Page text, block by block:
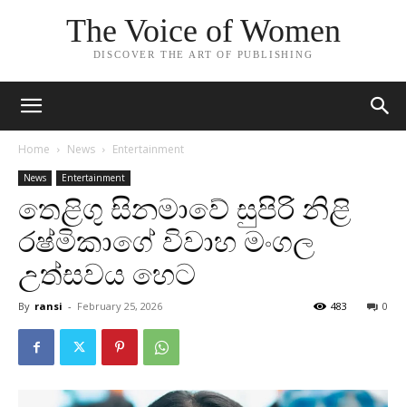
The Voice of Women
DISCOVER THE ART OF PUBLISHING
Home News Entertainment
News Entertainment
තෙළිගු සිනමාවේ සුපිරි නිළි
රෂ්මිකාගේ විවාහ මංගල
උත්සවය හෙට
By ransi - February 25, 2026 0
483